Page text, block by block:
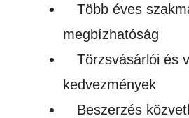
Több éves
megbízhatóság
Törzsvásárlói és
kedvezmények
Beszerzés